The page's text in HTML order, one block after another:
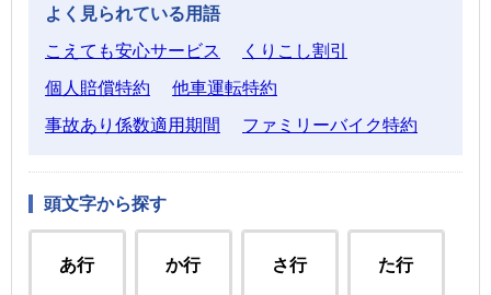
よく見られている用語
こえても安心サービス
くりこし割引
個人賠償特約
他車運転特約
事故あり係数適用期間
ファミリーバイク特約
頭文字から探す
あ行 か行 さ行 た行